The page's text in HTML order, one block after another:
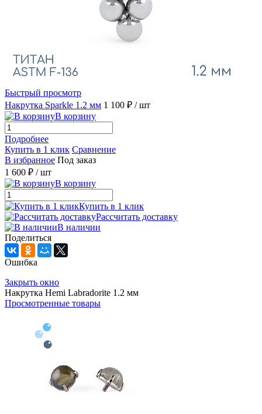
Быстрый просмотр
Накрутка Sparkle 1.2 мм 1 100 ₽ / шт
В корзину
Подробнее
Купить в 1 клик Сравнение
В избранное Под заказ
1 600 ₽ / шт
В корзину
Купить в 1 клик
Рассчитать доставку
В наличии
Поделиться
Ошибка
Закрыть окно
Накрутка Hemi Labradorite 1.2 мм
Просмотренные товары